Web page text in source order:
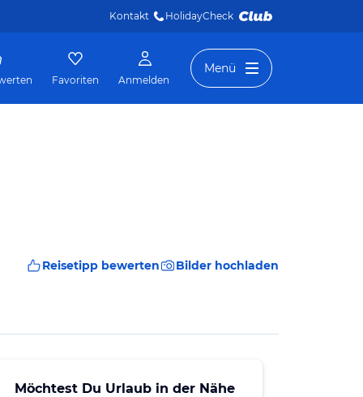
Kontakt HolidayCheck
Favoriten Anmelden
Menü
Reisetipp bewerten Bilder hochladen
Möchtest Du Urlaub in der Nähe